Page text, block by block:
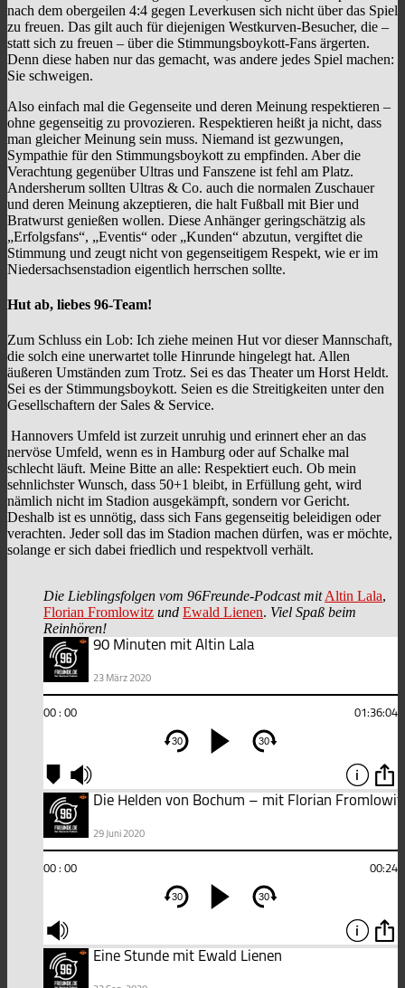
nach dem obergeilen 4:4 gegen Leverkusen sich nicht über das Spiel
zu freuen. Das gilt auch für diejenigen Westkurven-Besucher, die –
statt sich zu freuen – über die Stimmungsboykott-Fans ärgerten.
Denn diese haben nur das gemacht, was andere jedes Spiel machen:
Sie schweigen.
Also einfach mal die Gegenseite und deren Meinung respektieren –
ohne gegenseitig zu provozieren. Respektieren heißt ja nicht, dass
man gleicher Meinung sein muss. Niemand ist gezwungen,
Sympathie für den Stimmungsboykott zu empfinden. Aber die
Verachtung gegenüber Ultras und Fanszene ist fehl am Platz.
Andersherum sollten Ultras & Co. auch die normalen Zuschauer
und deren Meinung akzeptieren, die halt Fußball mit Bier und
Bratwurst genießen wollen. Diese Anhänger geringschätzig als
„Erfolgsfans“, „Eventis“ oder „Kunden“ abzutun, vergiftet die
Stimmung und zeugt nicht von gegenseitigem Respekt, wie er im
Niedersachsenstadion eigentlich herrschen sollte.
Hut ab, liebes 96-Team!
Zum Schluss ein Lob: Ich ziehe meinen Hut vor dieser Mannschaft,
die solch eine unerwartet tolle Hinrunde hingelegt hat. Allen
äußeren Umständen zum Trotz. Sei es das Theater um Horst Heldt.
Sei es der Stimmungsboykott. Seien es die Streitigkeiten unter den
Gesellschaftern der Sales & Service.
Hannovers Umfeld ist zurzeit unruhig und erinnert eher an das
nervöse Umfeld, wenn es in Hamburg oder auf Schalke mal
schlecht läuft. Meine Bitte an alle: Respektiert euch. Ob mein
sehnlichster Wunsch, dass 50+1 bleibt, in Erfüllung geht, wird
nämlich nicht im Stadion ausgekämpft, sondern vor Gericht.
Deshalb ist es unnötig, dass sich Fans gegenseitig beleidigen oder
verachten. Jeder soll das im Stadion machen dürfen, was er möchte,
solange er sich dabei friedlich und respektvoll verhält.
Die Lieblingsfolgen vom 96Freunde-Podcast mitAltin Lala,
Florian Fromlowitz und Ewald Lienen. Viel Spaß beim
Reinhören!